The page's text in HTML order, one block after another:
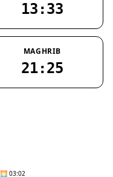
13:33
MAGHRIB
21:25
🌅 03:02